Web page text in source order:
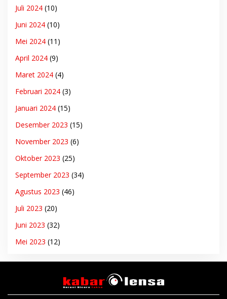
Juli 2024 (10)
Juni 2024 (10)
Mei 2024 (11)
April 2024 (9)
Maret 2024 (4)
Februari 2024 (3)
Januari 2024 (15)
Desember 2023 (15)
November 2023 (6)
Oktober 2023 (25)
September 2023 (34)
Agustus 2023 (46)
Juli 2023 (20)
Juni 2023 (32)
Mei 2023 (12)